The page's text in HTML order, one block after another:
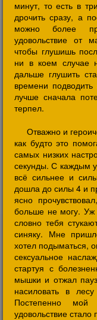
минут, то есть в
дрочить сразу, а
можно более
удовольствие от
чтобы глушишь
ни в коем случае
дальше глушить
времени
лучше сначала
терпел.
Отважно и
как будто это
самых низких
секунды. С каждым
всё сильнее и
дошла до силы 4 и
ясно
больше не могу. Уж
словно тебя
синяку. Мне
хотел подыматься,
сексуальное
стартуя с
мышки и отжал
насиловать в
Постепенно
удовольствие